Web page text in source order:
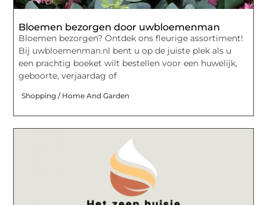
Bloemen bezorgen door uwbloemenman
Bloemen bezorgen? Ontdek ons fleurige assortiment!
Bij uwbloemenman.nl bent u op de juiste plek als u
een prachtig boeket wilt bestellen voor een huwelijk,
geboorte, verjaardag of
Shopping / Home And Garden